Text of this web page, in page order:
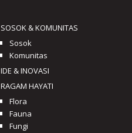
SOSOK & KOMUNITAS
Sosok
Komunitas
IDE & INOVASI
RAGAM HAYATI
Flora
Fauna
Fungi